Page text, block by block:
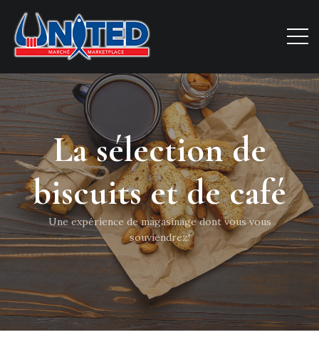
La sélection de
biscuits et de café
Une expérience de magasinage dont vous vous
souviendrez!